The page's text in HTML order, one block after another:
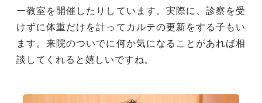
ー教室を開催したりしています。実際に、診察を受
けずに体重だけを計ってカルテの更新をする子もい
ます。来院のついでに何か気になることがあれば相
談してくれると嬉しいですね。